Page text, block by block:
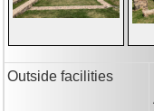
Outside facilities